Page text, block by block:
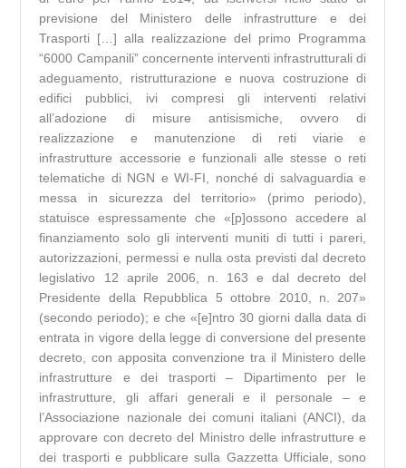
previsione del Ministero delle infrastrutture e dei
Trasporti […] alla realizzazione del primo Programma
“6000 Campanili” concernente interventi infrastrutturali di
adeguamento, ristrutturazione e nuova costruzione di
edifici pubblici, ivi compresi gli interventi relativi
all’adozione di misure antisismiche, ovvero di
realizzazione e manutenzione di reti viarie e
infrastrutture accessorie e funzionali alle stesse o reti
telematiche di NGN e WI-FI, nonché di salvaguardia e
messa in sicurezza del territorio» (primo periodo),
statuisce espressamente che «[p]ossono accedere al
finanziamento solo gli interventi muniti di tutti i pareri,
autorizzazioni, permessi e nulla osta previsti dal decreto
legislativo 12 aprile 2006, n. 163 e dal decreto del
Presidente della Repubblica 5 ottobre 2010, n. 207»
(secondo periodo); e che «[e]ntro 30 giorni dalla data di
entrata in vigore della legge di conversione del presente
decreto, con apposita convenzione tra il Ministero delle
infrastrutture e dei trasporti – Dipartimento per le
infrastrutture, gli affari generali e il personale – e
l’Associazione nazionale dei comuni italiani (ANCI), da
approvare con decreto del Ministro delle infrastrutture e
dei trasporti e pubblicare sulla Gazzetta Ufficiale, sono